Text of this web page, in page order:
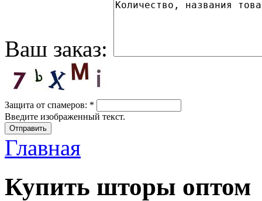
Ваш заказ:
Защита от спамеров: *
Введите изображенный текст.
Главная
Купить шторы оптом